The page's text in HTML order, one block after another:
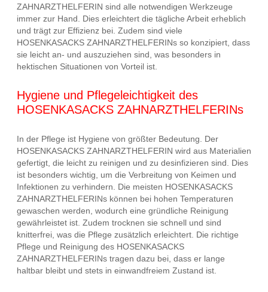
ZAHNARZTHELFERIN sind alle notwendigen Werkzeuge
immer zur Hand. Dies erleichtert die tägliche Arbeit erheblich
und trägt zur Effizienz bei. Zudem sind viele
HOSENKASACKS ZAHNARZTHELFERINs so konzipiert, dass
sie leicht an- und auszuziehen sind, was besonders in
hektischen Situationen von Vorteil ist.
Hygiene und Pflegeleichtigkeit des
HOSENKASACKS ZAHNARZTHELFERINs
In der Pflege ist Hygiene von größter Bedeutung. Der
HOSENKASACKS ZAHNARZTHELFERIN wird aus Materialien
gefertigt, die leicht zu reinigen und zu desinfizieren sind. Dies
ist besonders wichtig, um die Verbreitung von Keimen und
Infektionen zu verhindern. Die meisten HOSENKASACKS
ZAHNARZTHELFERINs können bei hohen Temperaturen
gewaschen werden, wodurch eine gründliche Reinigung
gewährleistet ist. Zudem trocknen sie schnell und sind
knitterfrei, was die Pflege zusätzlich erleichtert. Die richtige
Pflege und Reinigung des HOSENKASACKS
ZAHNARZTHELFERINs tragen dazu bei, dass er lange
haltbar bleibt und stets in einwandfreiem Zustand ist.